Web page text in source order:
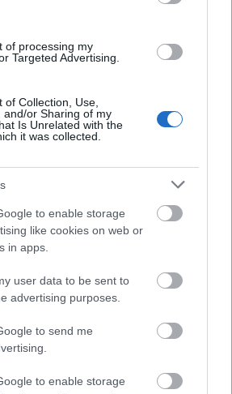
of processing my
Targeted Advertising.
of Collection, Use,
and/or Sharing of my
Is Unrelated with the
it was collected.
to enable storage
like cookies on web or
in apps.
user data to be sent to
advertising purposes.
to send me
to enable storage
eléri a legmagasabb